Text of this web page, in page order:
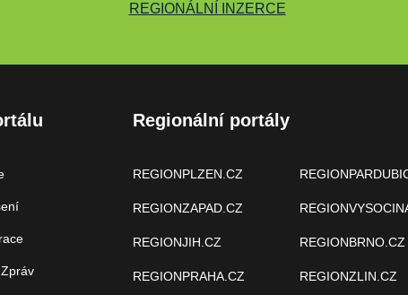
REGIONÁLNÍ INZERCE
Regionální portály
REGIONPLZEN.CZ
REGIONZAPAD.CZ
REGIONJIH.CZ
REGIONPRAHA.CZ
REGIONBRNO.CZ
REGIONZLIN.CZ